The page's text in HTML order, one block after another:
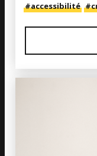
#accessibilité